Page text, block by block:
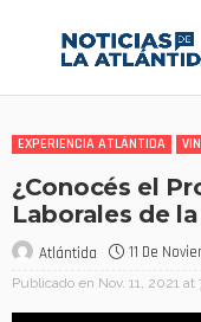
EXPERIENCIA ATLÁNTIDA
¿Conocés el
Laborales de
Atlántida 11 De
Publicado en Nov. 11, 2021 at